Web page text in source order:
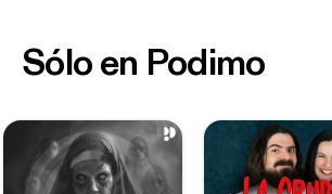
Sólo en Podimo